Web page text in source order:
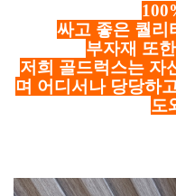
싸고 좋은 퀄리
부자재 또
저희 골드럭스는 자
며 어디서나 당당하
도